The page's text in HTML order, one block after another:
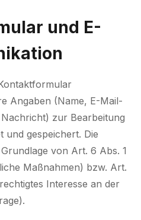
und E-
Angaben (Name, E-Mail-
zur Bearbeitung
gespeichert. Die
von Art. 6 Abs. 1
Maßnahmen) bzw. Art.
Interesse an der